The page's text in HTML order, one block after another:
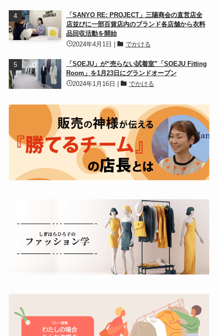
「SANYO RE: PROJECT」三陽商会の直営店全
店並びに一部百貨店内のブランド各店舗から衣料
品回収活動を開始
2024年4月1日
でかける
「SOEJU」が“売らない試着室”「SOEJU Fitting
Room」を1月23日にグランドオープン
2024年1月16日
でかける